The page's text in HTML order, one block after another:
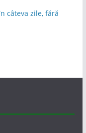
câteva zile, fără